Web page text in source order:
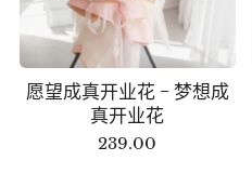
愿望成真开业花 - 梦想成
真开业花
239.00